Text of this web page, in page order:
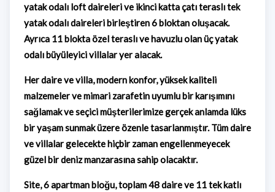
yatak odalı loft daireleri ve ikinci katta çatı teraslı tek
yatak odalı daireleri birleştiren 6 bloktan oluşacak.
Ayrıca 11 blokta özel teraslı ve havuzlu olan üç yatak
odalı büyüleyici villalar yer alacak.
Her daire ve villa, modern konfor, yüksek kaliteli
malzemeler ve mimari zarafetin uyumlu bir karışımını
sağlamak ve seçici müşterilerimize gerçek anlamda lüks
bir yaşam sunmak üzere özenle tasarlanmıştır. Tüm daire
ve villalar gelecekte hiçbir zaman engellenmeyecek
güzel bir deniz manzarasına sahip olacaktır.
Site, 6 apartman bloğu, toplam 48 daire ve 11 tek katlı